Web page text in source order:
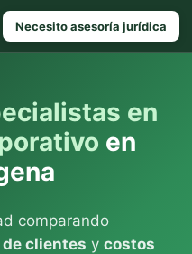
Necesito asesoría jurídica
en
en
comparando
clientes y costos